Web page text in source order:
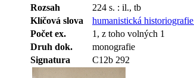
Rozsah
224 s. : il., tb
Klíčová slova
humanistická historiografie
Počet ex.
1, z toho volných 1
Druh dok.
monografie
Signatura
C12b 292